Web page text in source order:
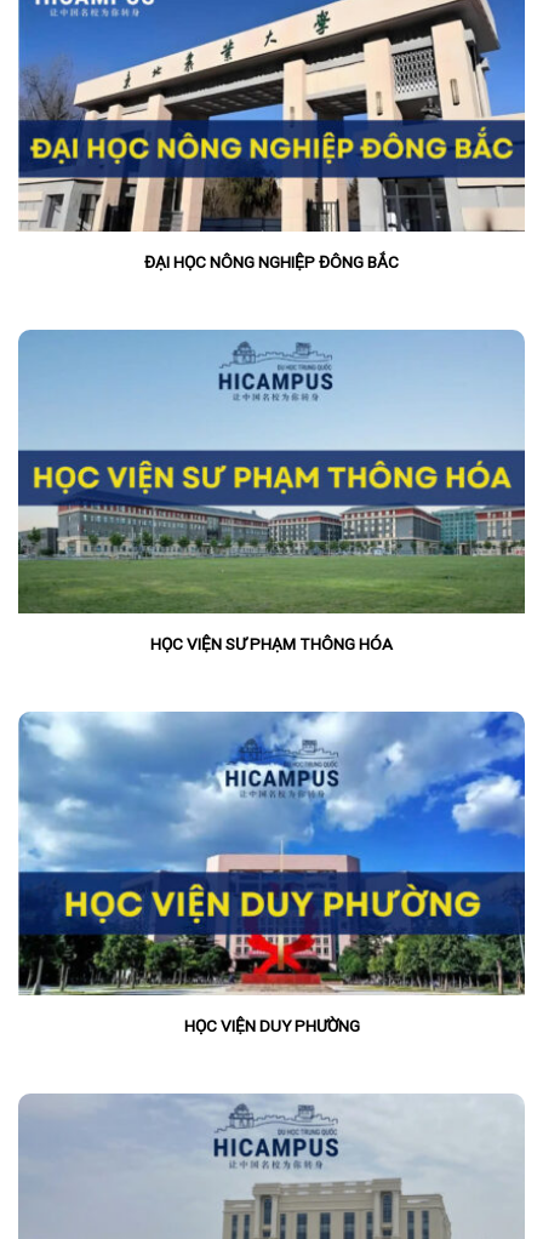
ĐẠI HỌC NÔNG NGHIỆP ĐÔNG BẮC
HỌC VIỆN SƯ PHẠM THÔNG HÓA
HỌC VIỆN DUY PHƯỜNG